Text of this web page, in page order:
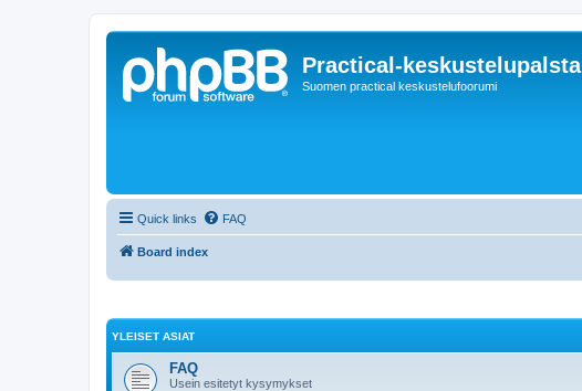
Practical-keskustelupalsta
Suomen practical keskustelufoorumi
Quick links FAQ
Board index
YLEISET ASIAT
FAQ
Usein esitetyt kysymykset